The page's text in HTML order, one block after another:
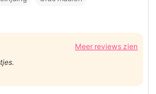
Meer reviews zien